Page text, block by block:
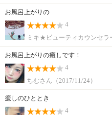
お風呂上がりの
4
ミキ★ビューティカウンセラ
お風呂上がりの癒しです！
4
ちむさん（2017/11/24）
癒しのひととき
4